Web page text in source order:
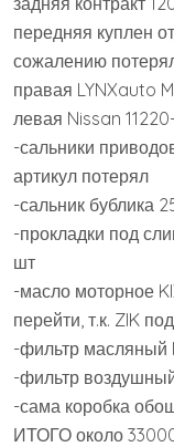
передняя куплен
сожалению
правая LYNXauto
левая Nissan
-сальники
артикул потерял
-сальник бублика
-прокладки под
шт
-масло моторное
перейти, т.к. ZIK
-фильтр масляный
-фильтр
-сама коробка
ИТОГО около